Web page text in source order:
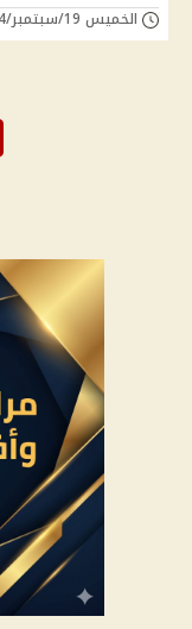
الخميس 19/سبتمبر/2024 - 06:08 م